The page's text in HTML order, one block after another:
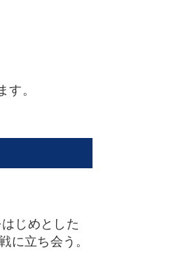
す。
じめとした
に立ち会う。